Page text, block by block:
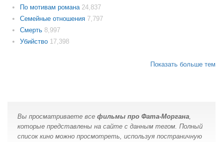
По мотивам романа 24,837
Семейные отношения 7,797
Смерть 8,997
Убийство 17,398
Показать больше тем
Вы просматриваете все фильмы про Фата-Моргана,
которые представлены на сайте с данным тегом. Полный
список кино можно просмотреть, используя постраничную